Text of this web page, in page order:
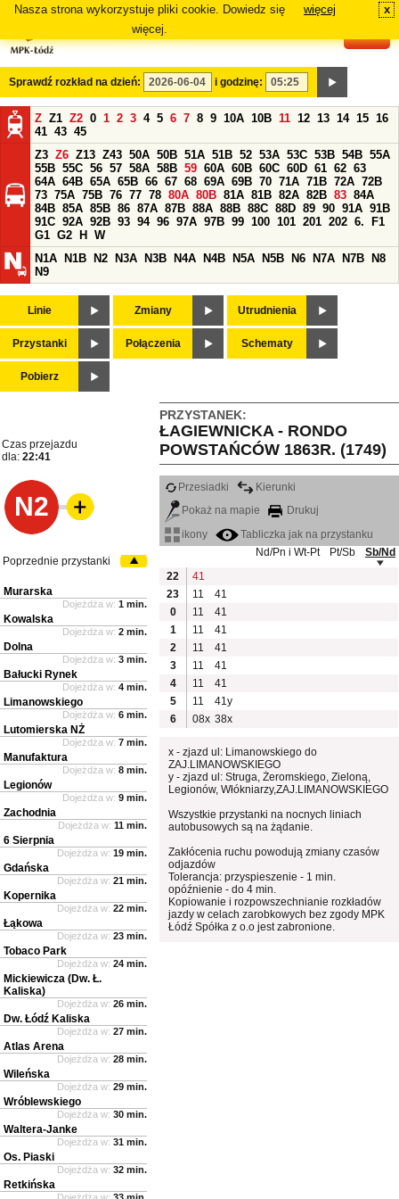
Nasza strona wykorzystuje pliki cookie. Dowiedz się
więcej.
więcej x
Sprawdź rozkład na dzień: i godzinę:
Z Z1 Z2 0 1 2 3 4 5 6 7 8 9 10A 10B 11 12 13 14 15 16
41 43 45
Z3 Z6 Z13 Z43 50A 50B 51A 51B 52 53A 53C 53B 54B 55A
55B 55C 56 57 58A 58B 59 60A 60B 60C 60D 61 62 63
64A 64B 65A 65B 66 67 68 69A 69B 70 71A 71B 72A 72B
73 75A 75B 76 77 78 80A 80B 81A 81B 82A 82B 83 84A
84B 85A 85B 86 87A 87B 88A 88B 88C 88D 89 90 91A 91B
91C 92A 92B 93 94 96 97A 97B 99 100 101 201 202 6.
F1
G1 G2 H
W
N1A
N1B N2 N3A N3B N4A N4B N5A N5B N6 N7A N7B
N8
N9
Linie Zmiany Utrudnienia
Przystanki Połączenia Schematy
Pobierz
PRZYSTANEK:
ŁAGIEWNICKA - RONDO
POWSTAŃCÓW 1863R. (1749)
Czas przejazdu
dla: 22:41
N2
Przesiadki
Kierunki
Pokaż na mapie
Drukuj
ikony
Tabliczka jak na przystanku
Nd/Pn i Wt-Pt
Pt/Sb
Sb/Nd
22
41
23
11
41
0
11
41
1
11
41
2
11
41
3
11
41
4
11
41
5
11
41y
6
08x 38x
x - zjazd ul: Limanowskiego do
ZAJ.LIMANOWSKIEGO
y - zjazd ul: Struga, Żeromskiego, Zieloną,
Legionów, Włókniarzy,ZAJ.LIMANOWSKIEGO
Wszystkie przystanki na nocnych liniach
autobusowych są na żądanie.
Zakłócenia ruchu powodują zmiany czasów
odjazdów
Tolerancja: przyspieszenie - 1 min.
opóźnienie - do 4 min.
Kopiowanie i rozpowszechnianie rozkładów
jazdy w celach zarobkowych bez zgody MPK
Łódź Spółka z o.o jest zabronione.
Poprzednie przystanki
Murarska
Dojeżdża w: 1 min.
Kowalska
Dojeżdża w: 2 min.
Dolna
Dojeżdża w: 3 min.
Bałucki Rynek
Dojeżdża w: 4 min.
Limanowskiego
Dojeżdża w: 6 min.
Lutomierska NŻ
Dojeżdża w: 7 min.
Manufaktura
Dojeżdża w: 8 min.
Legionów
Dojeżdża w: 9 min.
Zachodnia
Dojeżdża w: 11 min.
6 Sierpnia
Dojeżdża w: 19 min.
Gdańska
Dojeżdża w: 21 min.
Kopernika
Dojeżdża w: 22 min.
Łąkowa
Dojeżdża w: 23 min.
Tobaco Park
Dojeżdża w: 24 min.
Mickiewicza (Dw. Ł.
Kaliska)
Dojeżdża w: 26 min.
Dw. Łódź Kaliska
Dojeżdża w: 27 min.
Atlas Arena
Dojeżdża w: 28 min.
Wileńska
Dojeżdża w: 29 min.
Wróblewskiego
Dojeżdża w: 30 min.
Waltera-Janke
Dojeżdża w: 31 min.
Os. Piaski
Dojeżdża w: 32 min.
Retkińska